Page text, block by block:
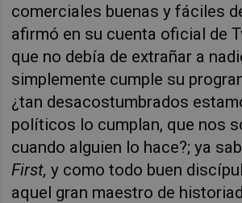
comerciales buenas y fáciles
afirmó en su cuenta oficial de
que no debía de extrañar a
simplemente cumple su
¿tan desacostumbrados
políticos lo cumplan, que nos
cuando alguien lo hace?; ya
First,y como todo buen
aquel gran maestro de